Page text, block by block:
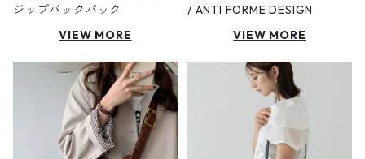
ジップバックパック
VIEW MORE
/ ANTI FORME DESIGN
VIEW MORE